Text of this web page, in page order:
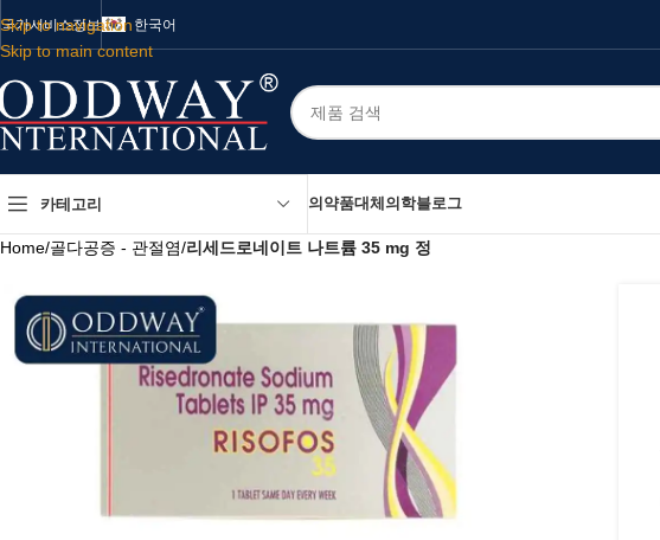
Skip to navigation
Skip to main content
국가서비스정보 한국어
카테고리 의약품대체의학블로그
Home/골다공증 - 관절염/리세드로네이트 나트륨 35 mg 정